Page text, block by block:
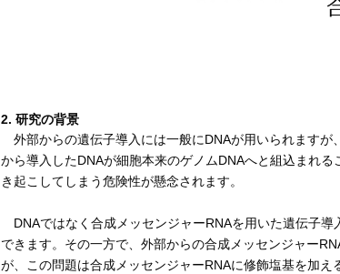
2. 研究の背景
外部からの遺伝子導入には一般にDNAが用いられます
から導入したDNAが細胞本来のゲノムDNAへと組込まれ
き起こしてしまう危険性が懸念されます。
DNAではなく合成メッセンジャーRNAを用いた遺伝子
できます。その一方で、外部からの合成メッセンジャー
が、この問題は合成メッセンジャーRNAに修飾塩基を加え